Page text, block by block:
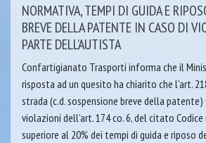
NORMATIVA, TEMPI DI GUIDA E
BREVE DELLA PATENTE IN CASO DI
PARTE DELL’AUTISTA
Confartigianato Trasporti informa che il
risposta ad un quesito ha chiarito che l’art.
strada (c.d. sospensione breve della patente)
violazioni dell’art. 174 co. 6, del citato
superiore al 20% dei tempi di guida e riposo